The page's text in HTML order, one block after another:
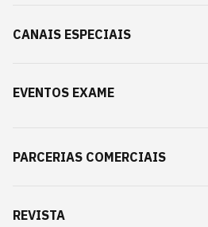
CANAIS ESPECIAIS
EVENTOS EXAME
PARCERIAS COMERCIAIS
REVISTA